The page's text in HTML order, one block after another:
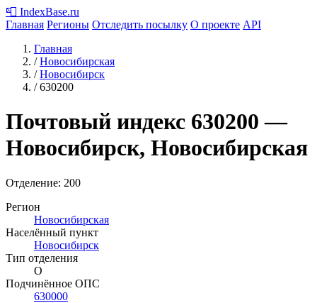
📮 IndexBase.ru
Главная Регионы Отследить посылку О проекте API
Главная
/ Новосибирская
/ Новосибирск
/ 630200
Почтовый индекс 630200 —
Новосибирск, Новосибирская
Отделение: 200
Регион
Новосибирская
Населённый пункт
Новосибирск
Тип отделения
О
Подчинённое ОПС
630000